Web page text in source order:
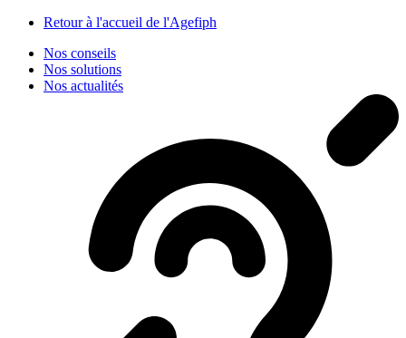
Retour à l'accueil de l'Agefiph
Nos conseils
Nos solutions
Nos actualités